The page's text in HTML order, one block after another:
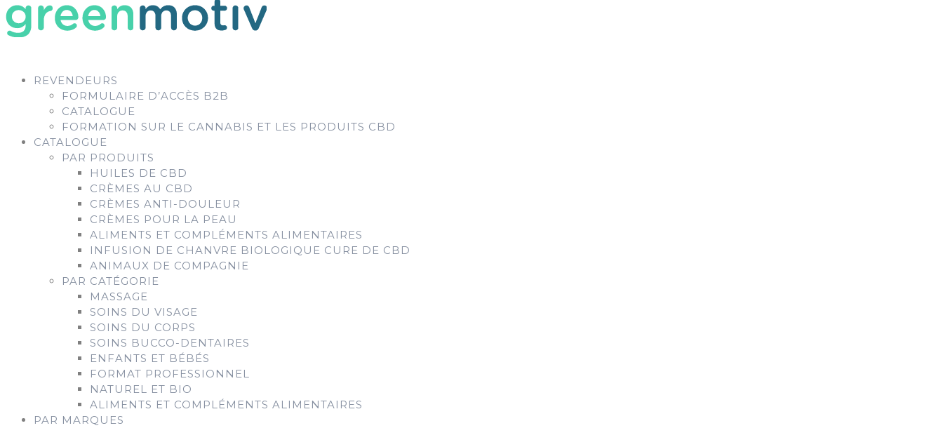
REVENDEURS
FORMULAIRE D’ACCÈS B2B
CATALOGUE
FORMATION SUR LE CANNABIS ET LES PRODUITS CBD
CATALOGUE
PAR PRODUITS
HUILES DE CBD
CRÈMES AU CBD
CRÈMES ANTI-DOULEUR
CRÈMES POUR LA PEAU
ALIMENTS ET COMPLÉMENTS ALIMENTAIRES
INFUSION DE CHANVRE BIOLOGIQUE CURE DE CBD
ANIMAUX DE COMPAGNIE
PAR CATÉGORIE
MASSAGE
SOINS DU VISAGE
SOINS DU CORPS
SOINS BUCCO-DENTAIRES
ENFANTS ET BÉBÉS
FORMAT PROFESSIONNEL
NATUREL ET BIO
ALIMENTS ET COMPLÉMENTS ALIMENTAIRES
PAR MARQUES